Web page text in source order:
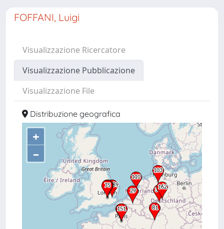
FOFFANI, Luigi
Visualizzazione Ricercatore
Visualizzazione Pubblicazione
Visualizzazione File
Distribuzione geografica
+
–